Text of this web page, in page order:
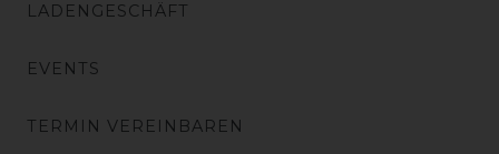
LADENGESCHÄFT
EVENTS
TERMIN VEREINBAREN